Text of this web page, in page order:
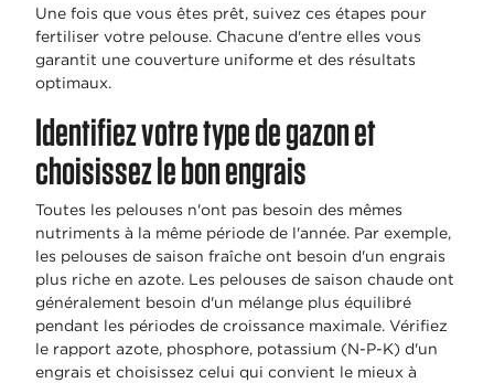
Une fois que vous êtes prêt, suivez ces étapes pour
fertiliser votre pelouse. Chacune d'entre elles vous
garantit une couverture uniforme et des résultats
optimaux.
Identifiez votre type de gazon et
choisissez le bon engrais
Toutes les pelouses n'ont pas besoin des mêmes
nutriments à la même période de l'année. Par exemple,
les pelouses de saison fraîche ont besoin d'un engrais
plus riche en azote. Les pelouses de saison chaude ont
généralement besoin d'un mélange plus équilibré
pendant les périodes de croissance maximale. Vérifiez
le rapport azote, phosphore, potassium (N-P-K) d'un
engrais et choisissez celui qui convient le mieux à